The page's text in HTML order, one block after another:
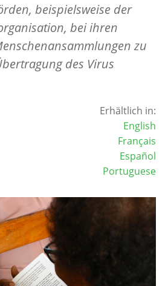
beispielsweise der
bei ihren
zu
des Virus
Erhältlich in:
English
Français
Español
Portuguese